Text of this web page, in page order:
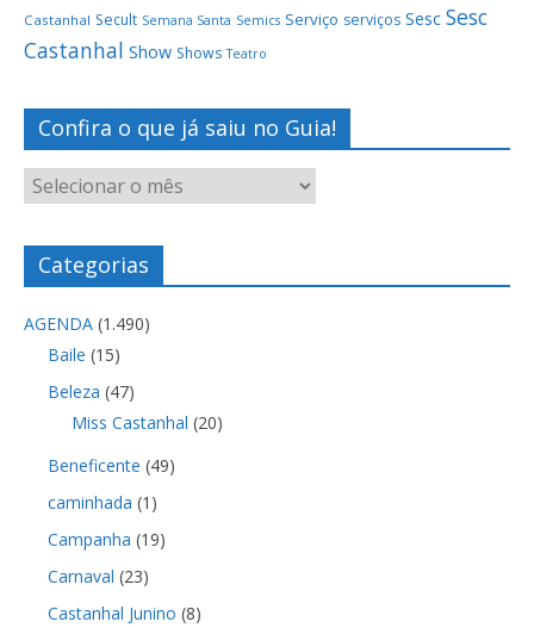
Castanhal Secult Semana Santa Semics Serviço serviços Sesc Sesc
Castanhal Show Shows Teatro
Confira o que já saiu no Guia!
Categorias
AGENDA(1.490)
Baile (15)
Beleza (47)
Miss Castanhal (20)
Beneficente (49)
caminhada (1)
Campanha (19)
Carnaval (23)
Castanhal Junino (8)